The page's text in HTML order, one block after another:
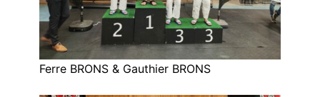
Ferre BRONS & Gauthier BRONS